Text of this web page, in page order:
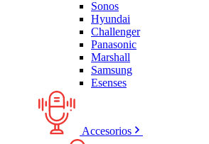
Sonos
Hyundai
Challenger
Panasonic
Marshall
Samsung
Esenses
Accesorios